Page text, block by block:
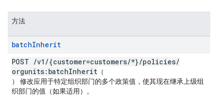
方法
batchInherit
POST /v1 /{customer=customers/*}/policies/
orgunits:batchInherit （
） 修改应用于特定组织部门的多个政策值，使其现在继承上级组
织部门的值（如果适用）。